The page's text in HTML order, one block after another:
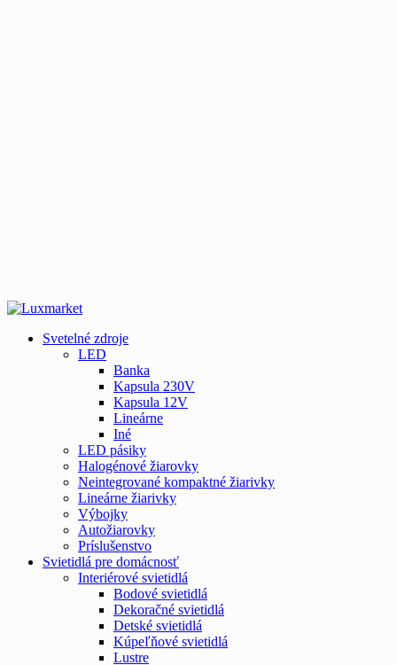
Svetelné zdroje
LED
Banka
Kapsula 230V
Kapsula 12V
Lineárne
Iné
LED pásiky
Halogénové žiarovky
Neintegrované kompaktné žiarivky
Lineárne žiarivky
Výbojky
Autožiarovky
Príslušenstvo
Svietidlá pre domácnosť
Interiérové svietidlá
Bodové svietidlá
Dekoračné svietidlá
Detské svietidlá
Kúpeľňové svietidlá
Lustre